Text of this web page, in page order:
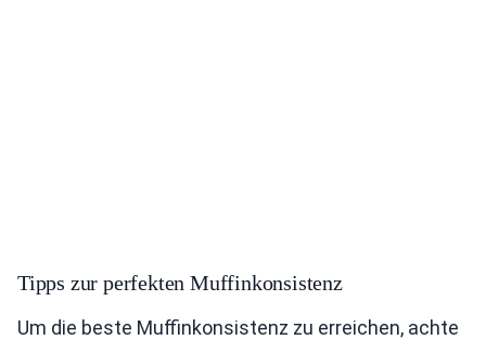
Tipps zur perfekten Muffinkonsistenz
Um die beste Muffinkonsistenz zu erreichen, achte